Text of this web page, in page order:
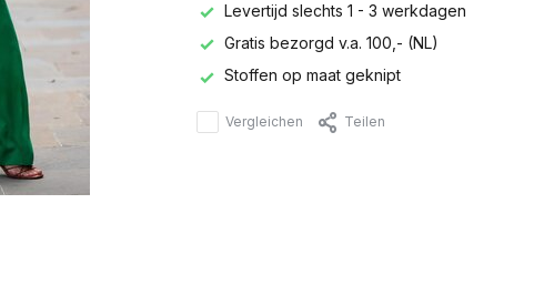
Levertijd slechts 1 - 3 werkdagen
Gratis bezorgd v.a. 100,- (NL)
Stoffen op maat geknipt
Vergleichen Teilen